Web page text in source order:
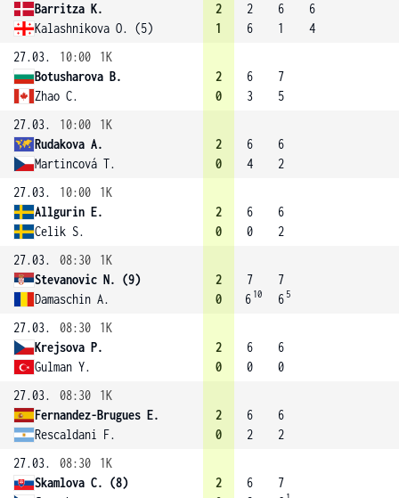
Barritza K.
Kalashnikova O. (5)
2
1
2
6
6
1
6
4
27.03.
10:00
1K
Botusharova B.
Zhao C.
2
0
6
3
7
5
27.03.
10:00
1K
Rudakova A.
Martincová T.
2
0
6
4
6
2
27.03.
10:00
1K
Allgurin E.
Celik S.
2
0
6
0
6
2
27.03.
08:30
1K
Stevanovic N. (9)
Damaschin A.
2
0
7
6 10
7
6 5
27.03. 08:30
1K
Krejsova P.
Gulman Y.
2
0
6
0
6
0
27.03.
08:30
1K
Fernandez-Brugues E.
Rescaldani F.
2
0
6
2
6
2
27.03.
08:30
1K
Skamlova C. (8)
2
6
7